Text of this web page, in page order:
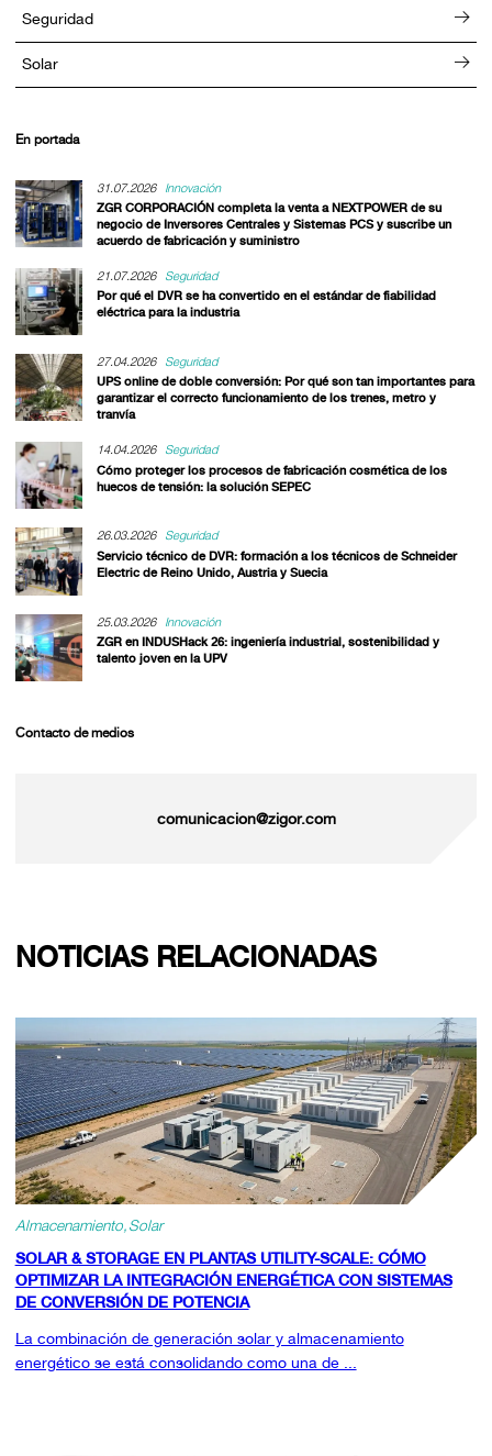
Seguridad
Solar
En portada
31.07.2026
Innovación
ZGR CORPORACIÓN completa la venta a NEXTPOWER de su
negocio de Inversores Centrales y Sistemas PCS y suscribe un
acuerdo de fabricación y suministro
21.07.2026
Seguridad
Por qué el DVR se ha convertido en el estándar de fiabilidad
eléctrica para la industria
27.04.2026
Seguridad
UPS online de doble conversión: Por qué son tan importantes para
garantizar el correcto funcionamiento de los trenes, metro y
tranvía
14.04.2026
Seguridad
Cómo proteger los procesos de fabricación cosmética de los
huecos de tensión: la solución SEPEC
26.03.2026
Seguridad
Servicio técnico de DVR: formación a los técnicos de Schneider
Electric de Reino Unido, Austria y Suecia
25.03.2026
Innovación
ZGR en INDUSHack 26: ingeniería industrial, sostenibilidad y
talento joven en la UPV
Contacto de medios
comunicacion@zigor.com
NOTICIAS RELACIONADAS
Almacenamiento Solar
SOLAR & STORAGE EN PLANTAS UTILITY-SCALE: CÓMO
OPTIMIZAR LA INTEGRACIÓN ENERGÉTICA CON SISTEMAS
DE CONVERSIÓN DE POTENCIA
La combinación de generación solar y almacenamiento
energético se está consolidando como una de ...